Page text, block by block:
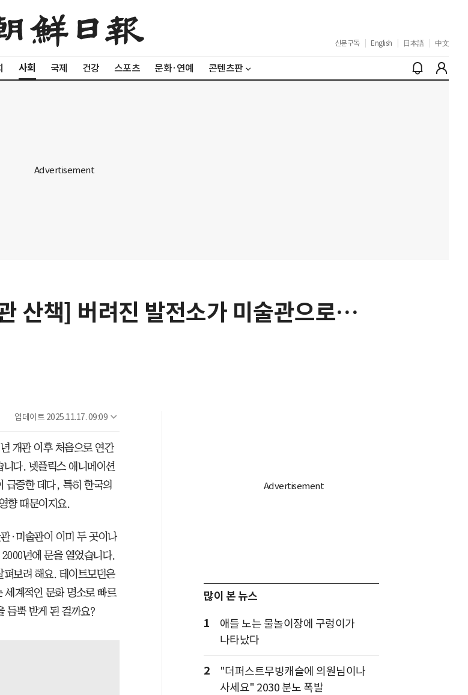
신문구독 English 日本語 中文
사회 국제 건강 스포츠 문화·연예 콘텐츠판
산책] 버려진 발전소가 미술관으로…
업데이트 2025.11.17. 09:09
개관 이후 처음으로 연간
다. 넷플릭스 애니메이션
급증한 데다, 특히 한국의
향 때문이지요.
·미술관이 이미 두 곳이나
년에 문을 열었습니다.
펴보려 해요. 테이트모던은
세계적인 문화 명소로 빠르
듬뿍 받게 된 걸까요?
많이 본 뉴스
1
애들 노는 물놀이장에 구렁이가
나타났다
2
"더퍼스트무빙캐슬에 의원님이나
사세요" 2030 분노 폭발